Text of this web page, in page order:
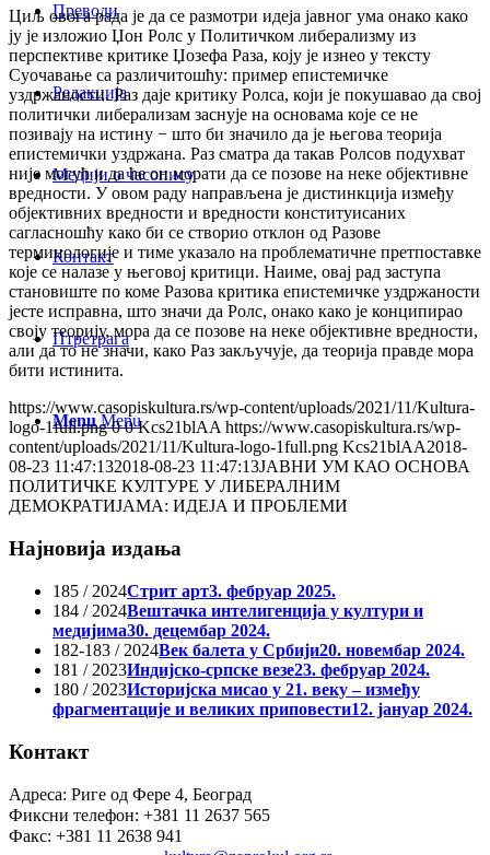
Преводи
Редакција
Медији о часопису
Контакт
Птретрага
Menu Menu
Циљ овога рада је да се размотри идеја јавног ума онако како
ју је изложио Џон Ролс у Политичком либерализму из
перспективе критике Џозефа Раза, коју је изнео у тексту
Суочавање са различитошћу: пример епистемичке
уздржаности. Раз даје критику Ролса, који је покушавао да свој
политички либерализам заснује на основама које се не
позивају на истину − што би значило да је његова теорија
епистемички уздржана. Раз сматра да такав Ролсов подухват
није могућ и да ће он морати да се позове на неке објективне
вредности. У овом раду направљена је дистинкција између
објективних вредности и вредности конституисаних
сагласношћу како би се створио отклон од Разове
терминологије и тиме указало на проблематичне претпоставке
које се налазе у његовој критици. Наиме, овај рад заступа
становиште по коме Разова критика епистемичке уздржаности
јесте исправна, што значи да Ролс, онако како је конципирао
своју теорију, мора да се позове на неке објективне вредности,
али да то не значи, како Раз закључује, да теорија правде мора
бити истинита.
https://www.casopiskultura.rs/wp-content/uploads/2021/11/Kultura-
logo-1full.png 0 0 Kcs21blAA https://www.casopiskultura.rs/wp-
content/uploads/2021/11/Kultura-logo-1full.png Kcs21blAA2018-
08-23 11:47:132018-08-23 11:47:13ЈАВНИ УМ КАО ОСНОВА
ПОЛИТИЧКЕ КУЛТУРЕ У ЛИБЕРАЛНИМ
ДЕМОКРАТИЈАМА: ИДЕЈА И ПРОБЛЕМИ
Најновија издања
185 / 2024Стрит арт3. фебруар 2025.
184 / 2024Вештачка интелигенција у култури и
медијима30. децембар 2024.
182-183 / 2024Век балета у Србији20. новембар 2024.
181 / 2023Индијско-српске везе23. фебруар 2024.
180 / 2023Историјска мисао у 21. веку – између
фрагментације и великих приповести12. јануар 2024.
Контакт
Адреса: Риге од Фере 4, Београд
Фиксни телефон: +381 11 2637 565
Факс: +381 11 2638 941